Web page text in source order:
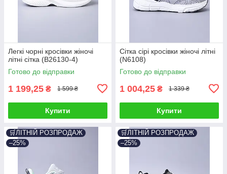
Легкі чорні кросівки жіночі
літні сітка (B26130-4)
Готово до відправки
1 199,25 ₴ 1 599 ₴
Купити
Сітка сірі кросівки жіночі літні
(N6108)
Готово до відправки
1 004,25 ₴ 1 339 ₴
Купити
🛒ЛІТНІЙ РОЗПРОДАЖ
–25%
🛒ЛІТНІЙ РОЗПРОДАЖ
–25%